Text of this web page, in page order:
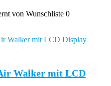
von Wunschliste 0
Walker mit LCD